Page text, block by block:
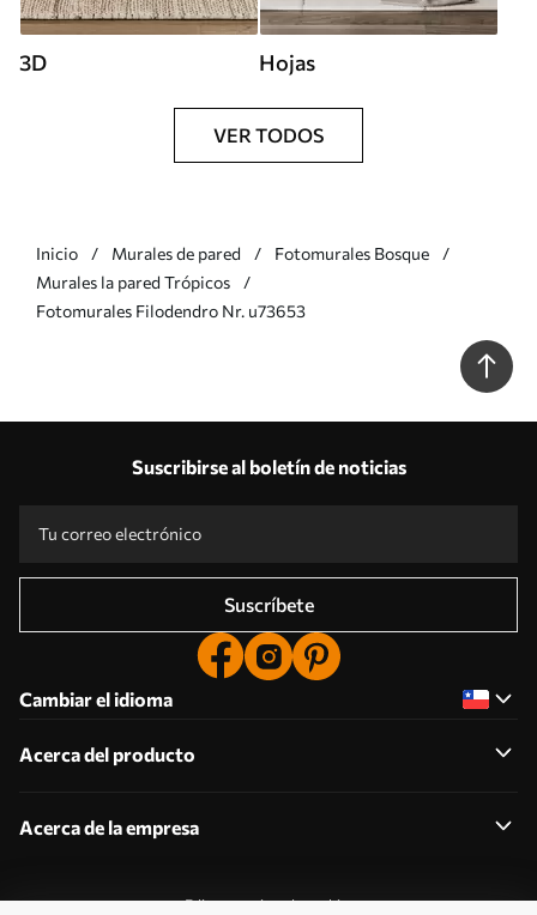
3D Hojas
VER TODOS
Inicio Murales de pared
Fotomurales Bosque
Murales la pared Trópicos
Fotomurales Filodendro Nr. u73653
Suscribirse al boletín de noticias
Suscríbete
Cambiar el idioma
Acerca del producto
Acerca de la empresa
Editar permisos de cookies